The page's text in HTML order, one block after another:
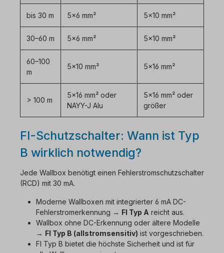
bis 30 m 5×6 mm² 5×10 mm²
30–60 m 5×6 mm² 5×10 mm²
60–100
m
5×10 mm² 5×16 mm²
> 100 m
5×16 mm² oder
NAYY-J Alu
5×16 mm² oder
größer
FI-Schutzschalter: Wann ist Typ
B wirklich notwendig?
Jede Wallbox benötigt einen Fehlerstromschutzschalter
(RCD) mit 30 mA.
Moderne Wallboxen mit integrierter 6 mA DC-
Fehlerstromerkennung → FI Typ A reicht aus.
Wallbox ohne DC-Erkennung oder ältere Modelle
→ FI Typ B (allstromsensitiv) ist vorgeschrieben.
FI Typ B bietet die höchste Sicherheit und ist für